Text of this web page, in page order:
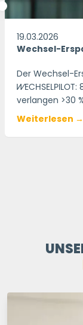
19.03.2026
Wechsel-
Der Wechsel-
WECHSELPILOT:
verlangen >30
Wechsel lohnt,
Weiterlesen →